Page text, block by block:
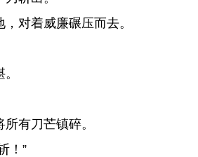
对着威廉碾压而去。
有刀芒镇碎。
！”